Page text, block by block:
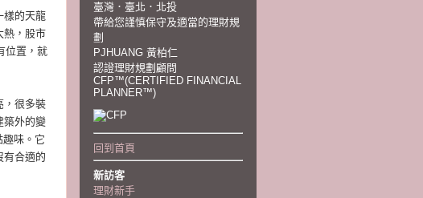
樣的天龍
熱，股市
位置，就
，很多裝
築外的變
味。它
有合適的
臺灣．臺北．北投
帶給您謹慎保守及適當的理財規
劃
PJHUANG 黃柏仁
認證理財規劃顧問
CFP™(CERTIFIED FINANCIAL
PLANNER™)
回到首頁
新訪客
理財新手